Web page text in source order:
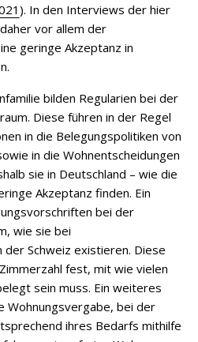
). In den Interviews der hier
vor allem der
geringe Akzeptanz in
bilden Regularien bei der
Diese führen in der Regel
in die Belegungspolitiken von
in die Wohnentscheidungen
sie in Deutschland – wie die
Akzeptanz finden. Ein
bei der
wie sie bei
Schweiz existieren. Diese
fest, mit wie vielen
sein muss. Ein weiteres
Wohnungsvergabe, bei der
ihres Bedarfs mithilfe